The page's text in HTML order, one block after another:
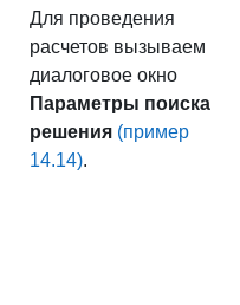
Для проведения
расчетов вызываем
диалоговое окно
Параметры поиска
решения (пример
14.14).